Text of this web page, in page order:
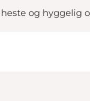
og hyggelig